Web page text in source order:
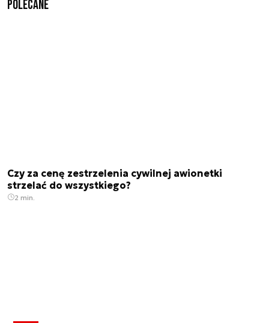
Polecane
Czy za cenę zestrzelenia cywilnej awionetki
strzelać do wszystkiego?
2 min.